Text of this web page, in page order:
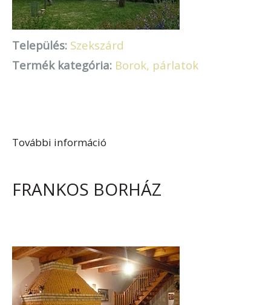
Település: Szekszárd
Termék kategória: Borok, párlatok
További információ
FRANKOS BORHÁZ